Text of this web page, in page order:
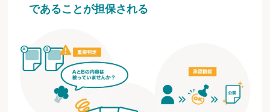
であることが担保される